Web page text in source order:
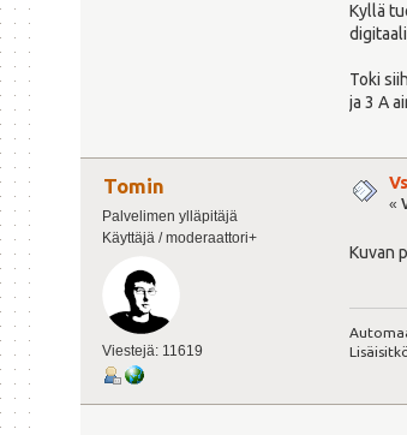
Kyllä
Toki
ja 3 A
Tomin
Palvelimen ylläpitäjä
Käyttäjä / moderaattori+
Viestejä: 11619
«
Kuvan